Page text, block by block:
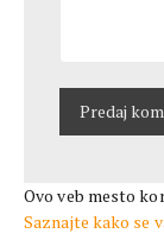
Ovo veb mesto
Saznajte kako se